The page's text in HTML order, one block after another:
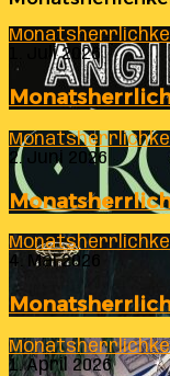
1. Juli 2026
2. Juni 2026
4. Mai 2026
1. April 2026